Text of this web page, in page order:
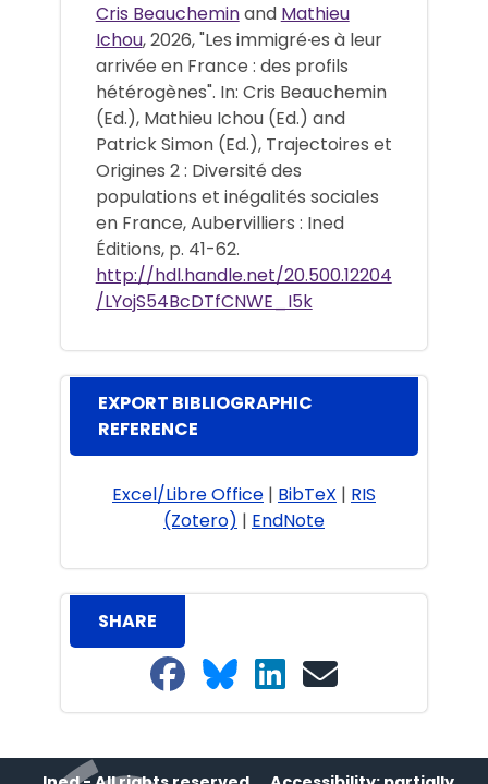
Cris Beaucheminand Mathieu
Ichou, 2026, "Les immigré∙es à leur
arrivée en France : des profils
hétérogènes". In: Cris Beauchemin
(Ed.), Mathieu Ichou (Ed.) and
Patrick Simon (Ed.), Trajectoires et
Origines 2 : Diversité des
populations et inégalités sociales
en France, Aubervilliers : Ined
Éditions, p. 41-62.
http://hdl.handle.net/20.500.12204
/LYojS54BcDTfCNWE_I5k
EXPORT BIBLIOGRAPHIC
REFERENCE
Excel/Libre Office | BibTeX | RIS
(Zotero) | EndNote
SHARE
Share on Facebook
Share on Bluesky
Share on LinkedIn